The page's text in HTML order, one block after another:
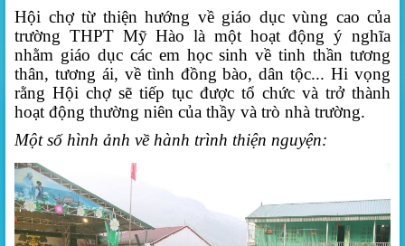
Hội chợ từ thiện hướng về giáo dục vùng cao của
trường THPT Mỹ Hào là một hoạt động ý nghĩa
nhằm giáo dục các em học sinh về tinh thần tương
thân, tương ái, về tình đồng bào, dân tộc... Hi vọng
rằng Hội chợ sẽ tiếp tục được tổ chức và trở thành
hoạt động thường niên của thầy và trò nhà trường.
Một số hình ảnh về hành trình thiện nguyện: